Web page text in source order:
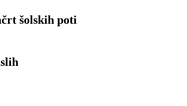
šolskih poti